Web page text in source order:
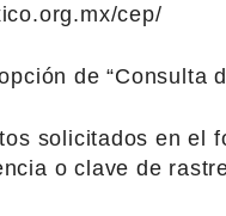
cep/
de “Consulta
solicitados en el
o clave de